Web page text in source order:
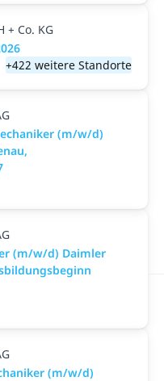
+ Co. KG
+422 weitere Standorte
(m/w/d)
(m/w/d) Daimler
(m/w/d)